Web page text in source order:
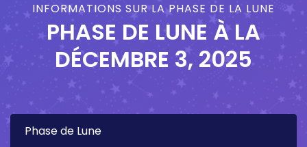
INFORMATIONS SUR LA PHASE DE LA LUNE
PHASE DE LUNE À LA
DÉCEMBRE 3, 2025
Phase de Lune